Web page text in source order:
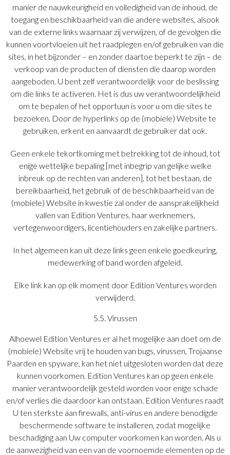
manier de nauwkeurigheid en volledigheid van de inhoud, de
toegang en beschikbaarheid van die andere websites, alsook
van de externe links waarnaar zij verwijzen, of de gevolgen die
kunnen voortvloeien uit het raadplegen en/of gebruiken van die
sites, in het bijzonder – en zonder daartoe beperkt te zijn – de
verkoop van de producten of diensten die daarop worden
aangeboden. U bent zelf verantwoordelijk voor de beslissing
om die links te activeren. Het is dus uw verantwoordelijkheid
om te bepalen of het opportuun is voor u om die sites te
bezoeken. Door de hyperlinks op de (mobiele) Website te
gebruiken, erkent en aanvaardt de gebruiker dat ook.
Geen enkele tekortkoming met betrekking tot de inhoud, tot
enige wettelijke bepaling [met inbegrip van gelijke welke
inbreuk op de rechten van anderen], tot het bestaan, de
bereikbaarheid, het gebruik of de beschikbaarheid van de
(mobiele) Website in kwestie zal onder de aansprakelijkheid
vallen van Edition Ventures, haar werknemers,
vertegenwoordigers, licentiehouders en zakelijke partners.
In het algemeen kan uit deze links geen enkele goedkeuring,
medewerking of band worden afgeleid.
Elke link kan op elk moment door Edition Ventures worden
verwijderd.
5.5. Virussen
Alhoewel Edition Ventures er al het mogelijke aan doet om de
(mobiele) Website vrij te houden van bugs, virussen, Trojaanse
Paarden en spyware, kan het niet uitgesloten worden dat deze
kunnen voorkomen. Edition Ventures kan op geen enkele
manier verantwoordelijk gesteld worden voor enige schade
en/of verlies die daardoor kan ontstaan. Edition Ventures raadt
U ten sterkste aan firewalls, anti-virus en andere benodigde
beschermende software te installeren, zodat mogelijke
beschadiging aan Uw computer voorkomen kan worden. Als u
de aanwezigheid van een van de voornoemde elementen op de